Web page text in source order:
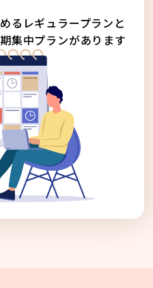
るレギュラープランと
集中プランがあります